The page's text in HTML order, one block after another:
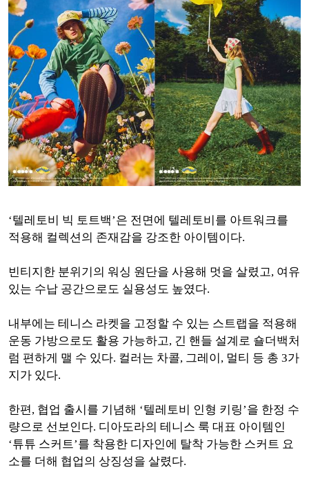
‘텔레토비 빅 토트백’은 전면에 텔레토비를 아트워크를
적용해 컬렉션의 존재감을 강조한 아이템이다.
빈티지한 분위기의 워싱 원단을 사용해 멋을 살렸고, 여유
있는 수납 공간으로도 실용성도 높였다.
내부에는 테니스 라켓을 고정할 수 있는 스트랩을 적용해
운동 가방으로도 활용 가능하고, 긴 핸들 설계로 숄더백처
럼 편하게 맬 수 있다. 컬러는 차콜, 그레이, 멀티 등 총 3가
지가 있다.
한편, 협업 출시를 기념해 ‘텔레토비 인형 키링’을 한정 수
량으로 선보인다. 디아도라의 테니스 룩 대표 아이템인
‘튜튜 스커트’를 착용한 디자인에 탈착 가능한 스커트 요
소를 더해 협업의 상징성을 살렸다.